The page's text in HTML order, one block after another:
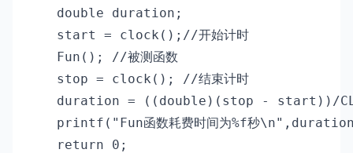
    double duration;
    start = clock();//开始计时
    Fun(); //被测函数
    stop = clock(); //结束计时
duration = ((double)(stop - start))/
printf("Fun函数耗费时间为%f秒
    return 0;